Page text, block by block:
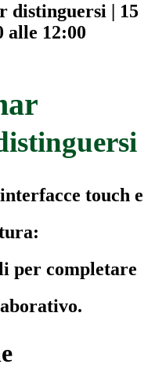
distinguersi | 15
alle 12:00
touch e
per completare